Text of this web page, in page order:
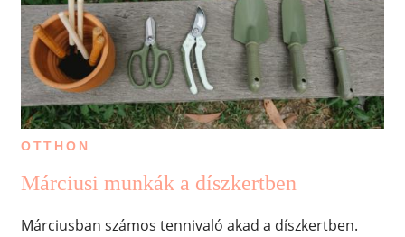
OTTHON
Márciusi munkák a díszkertben
Márciusban számos tennivaló akad a díszkertben.